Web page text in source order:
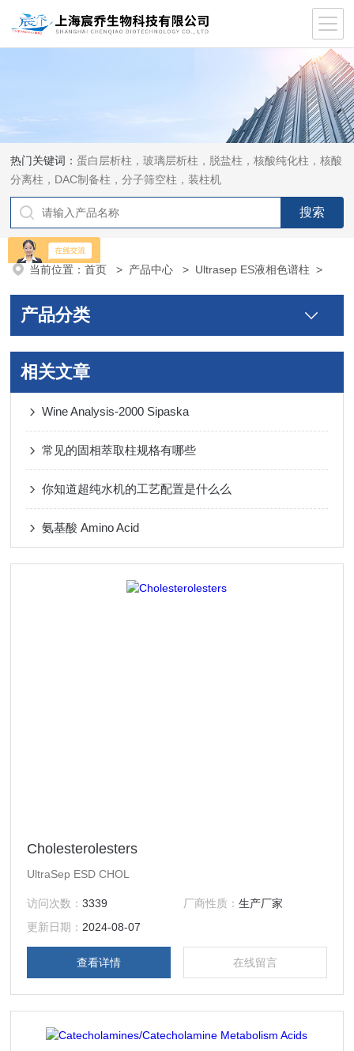
热门关键词：蛋白层析柱，玻璃层析柱，脱盐柱，核酸纯化柱，核酸
分离柱，DAC制备柱，分子筛空柱，装柱机
当前位置：首页 > 产品中心 > Ultrasep ES液相色谱柱 >
产品分类
相关文章
Wine Analysis-2000 Sipaska
常见的固相萃取柱规格有哪些
你知道超纯水机的工艺配置是什么么
氨基酸 Amino Acid
Cholesterolesters
UltraSep ESD CHOL
访问次数：3339 厂商性质： 生产厂家
更新日期： 2024-08-07
查看详情 在线留言